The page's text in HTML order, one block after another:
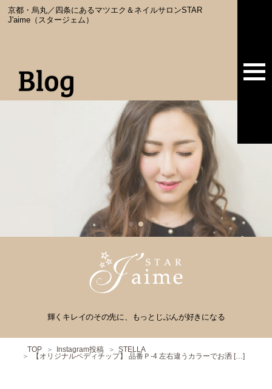
京都・烏丸／四条にあるマツエク＆ネイルサロンSTAR
J'aime（スタージェム）
輝くキレイのその先に、もっとじぶんが好きになる
TOP Instagram投稿
STELLA
【オリジナルペディチップ】 品番Ｐ-4 左右違うカラーでお洒 […]